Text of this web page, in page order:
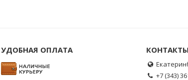
УДОБНАЯ ОПЛАТА КОНТАКТЫ
+7 (343)